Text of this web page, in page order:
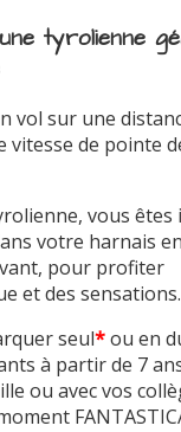
tyrolienne
vol sur une
vitesse de pointe
vous êtes
votre harnais
pour profiter
et des sensations.
seul*ou en
à partir de 7
ou avec vos